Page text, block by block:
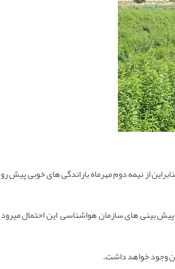
از نیمه دوم مهرماه باراندگی های خوبی پیش رو
پیش بینی های سازمان هواشناسی این احتمال میرود